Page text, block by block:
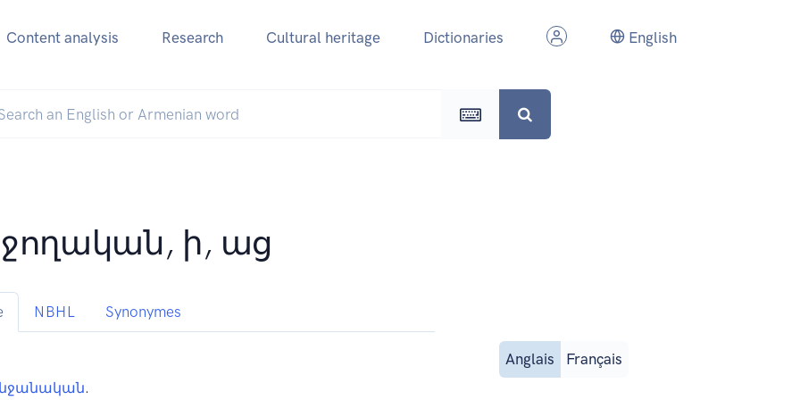
Content analysis Research Cultural heritage Dictionaries English
ի, աց
NBHL Synonymes
Anglais Français
.